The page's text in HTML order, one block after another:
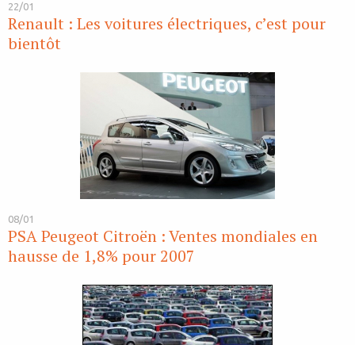
22/01
Renault : Les voitures électriques, c’est pour
bientôt
08/01
PSA Peugeot Citroën : Ventes mondiales en
hausse de 1,8% pour 2007